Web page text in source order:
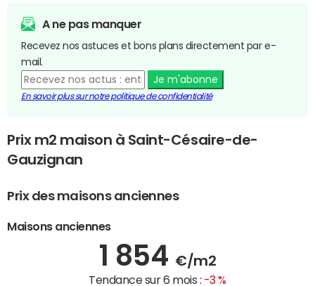
A ne pas manquer
Recevez nos astuces et bons plans directement par e-
mail.
Je m'abonne
En savoir plus sur notre politique de confidentialité
Prix m2 maison à Saint-Césaire-de-
Gauzignan
Prix des maisons anciennes
Maisons anciennes
1 854 €/m2
Tendance sur 6 mois : -3 %